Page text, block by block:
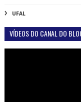
UFAL
VÍDEOS DO CANAL DO